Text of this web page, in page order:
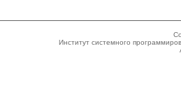
Институт системного